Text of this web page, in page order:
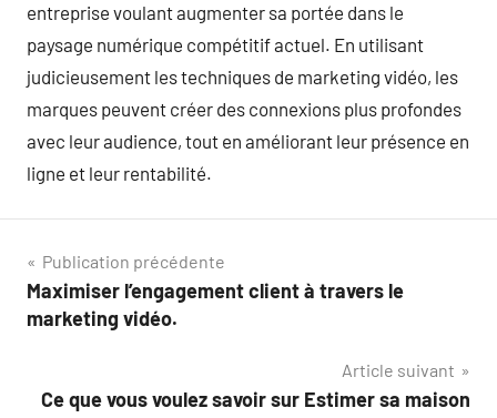
entreprise voulant augmenter sa portée dans le
paysage numérique compétitif actuel. En utilisant
judicieusement les techniques de marketing vidéo, les
marques peuvent créer des connexions plus profondes
avec leur audience, tout en améliorant leur présence en
ligne et leur rentabilité.
Navigation
de
Publication précédente
Maximiser l’engagement client à travers le
marketing vidéo.
Article suivant
Ce que vous voulez savoir sur Estimer sa maison